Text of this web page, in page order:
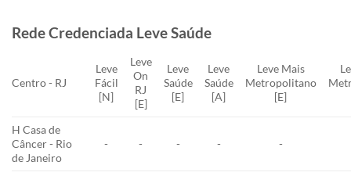
Rede Credenciada Leve Saúde
Centro - RJ
Leve
Fácil
[N]
Leve
On
RJ
[E]
Leve
Saúde
[E]
Leve
Saúde
[A]
Leve Mais
Metropolitano
[E]
H Casa de
Câncer - Rio
de Janeiro
- - - - -